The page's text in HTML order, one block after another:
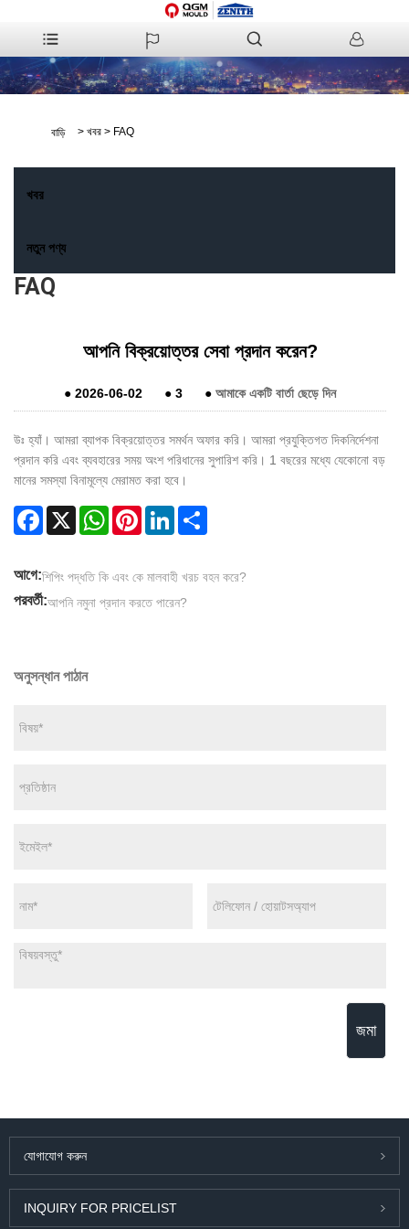
বাড়ি > খবর > FAQ
খবর
নতুন পণ্য
FAQ
আপনি বিক্রয়োত্তর সেবা প্রদান করেন?
● 2026-06-02 ● 3 ● আমাকে একটি বার্তা ছেড়ে দিন
উঃ হ্যাঁ। আমরা ব্যাপক বিক্রয়োত্তর সমর্থন অফার করি। আমরা প্রযুক্তিগত দিকনির্দেশনা
প্রদান করি এবং ব্যবহারের সময় অংশ পরিধানের সুপারিশ করি। 1 বছরের মধ্যে যেকোনো বড়
মানের সমস্যা বিনামূল্যে মেরামত করা হবে।
Facebook
X WhatsAppPinterestLinkedIn
আগে:শিপিং পদ্ধতি কি এবং কে মালবাহী খরচ বহন করে?
পরবর্তী:আপনি নমুনা প্রদান করতে পারেন?
অনুসন্ধান পাঠান
জমা
যোগাযোগ করুন
INQUIRY FOR PRICELIST